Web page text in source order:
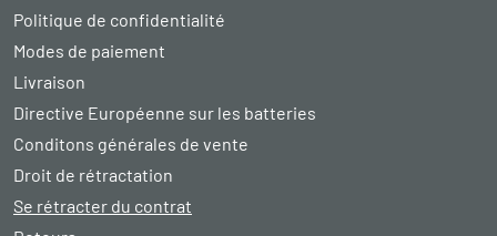
Politique de confidentialité
Modes de paiement
Livraison
Directive Européenne sur les batteries
Conditons générales de vente
Droit de rétractation
Se rétracter du contrat